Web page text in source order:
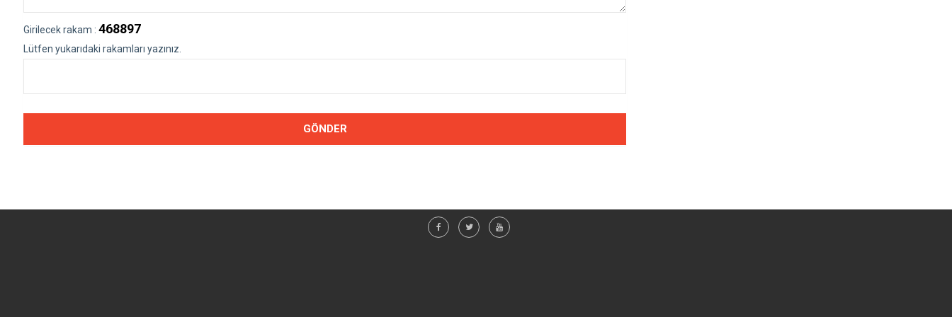
Girilecek rakam : 468897
Lütfen yukarıdaki rakamları yazınız.